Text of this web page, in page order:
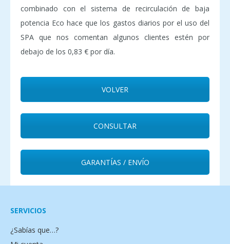
combinado con el sistema de recirculación de baja
potencia Eco hace que los gastos diarios por el uso del
SPA que nos comentan algunos clientes estén por
debajo de los 0,83 € por día.
VOLVER
CONSULTAR
GARANTÍAS / ENVÍO
SERVICIOS
¿Sabías que…?